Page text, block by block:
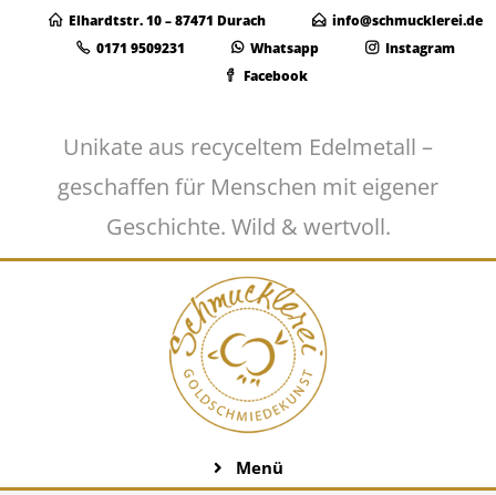
Elhardtstr. 10 – 87471 Durach
info@schmucklerei.de
0171 9509231
Whatsapp
Instagram
Facebook
Unikate aus recyceltem Edelmetall –
geschaffen für Menschen mit eigener
Geschichte. Wild & wertvoll.
Menü